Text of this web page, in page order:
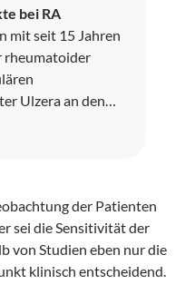
bei RA
mit seit 15 Jahren
rheumatoider
Ulzera an den
Monaten
der Patienten
sei die Sensitivität der
von Studien eben nur die
klinisch entscheidend.